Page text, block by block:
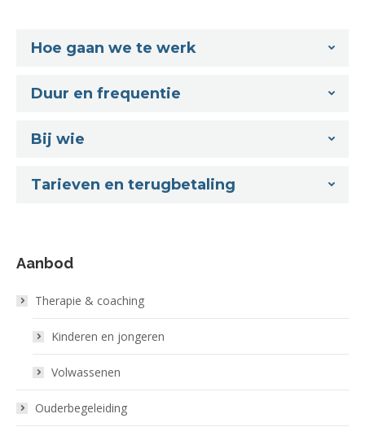
Hoe gaan we te werk
Duur en frequentie
Bij wie
Tarieven en terugbetaling
Aanbod
Therapie & coaching
Kinderen en jongeren
Volwassenen
Ouderbegeleiding